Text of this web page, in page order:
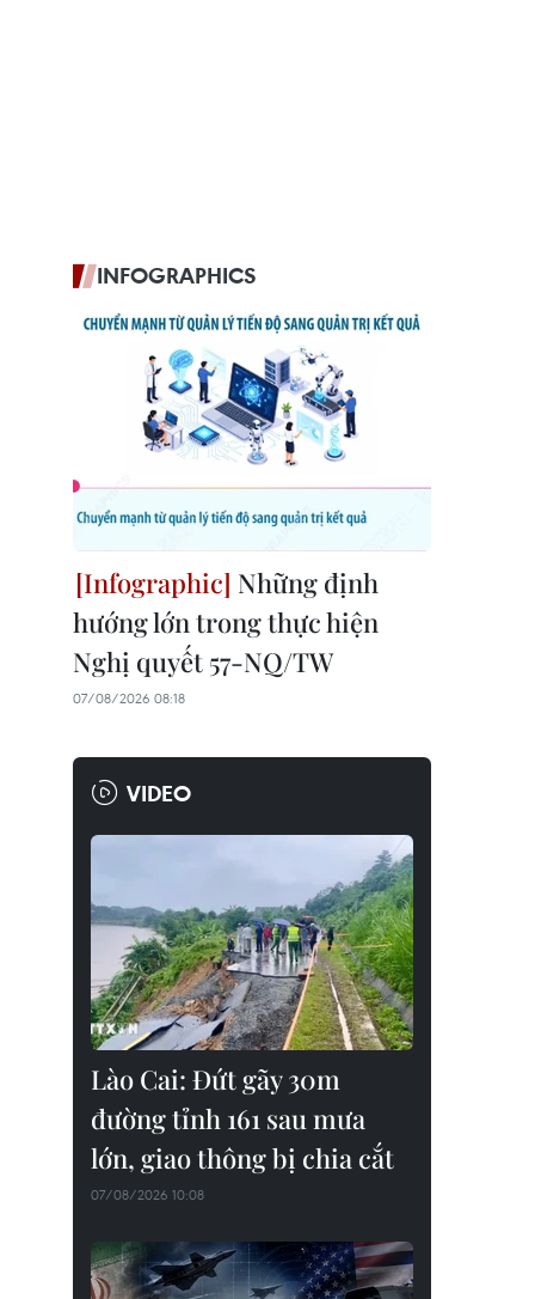
INFOGRAPHICS
Những định
hướng lớn trong thực hiện
Nghị quyết 57-NQ/TW
07/08/2026 08:18
VIDEO
Lào Cai: Đứt gãy 30m
đường tỉnh 161 sau mưa
lớn, giao thông bị chia cắt
07/08/2026 10:08